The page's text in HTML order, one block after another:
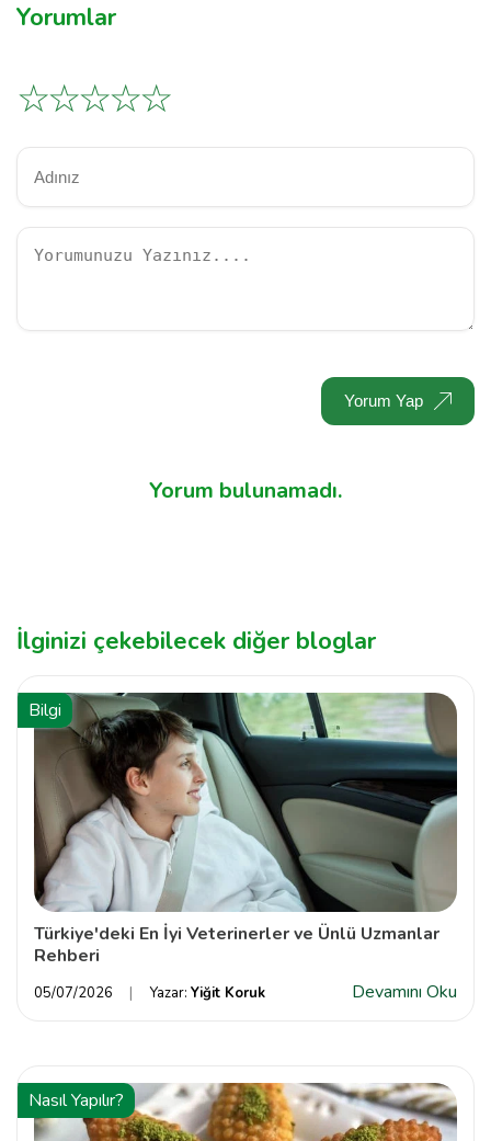
Yorumlar
☆
☆
☆
☆
☆
Yorum Yap
Yorum bulunamadı.
İlginizi çekebilecek diğer bloglar
Bilgi
Türkiye'deki En İyi Veterinerler ve Ünlü Uzmanlar
Rehberi
05/07/2026 Yazar: Yiğit Koruk Devamını Oku
Nasıl Yapılır?